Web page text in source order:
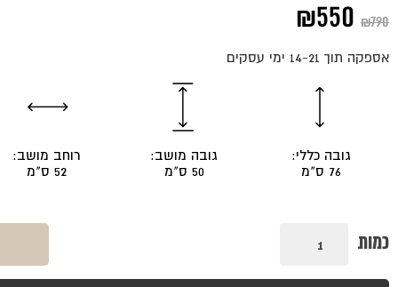
₪790
המחיר
המקורי
היה:
₪790.
₪550
הנוכחי
אספקה תוך 14-21 ימי עסקים
גובה כללי:
76 ס"מ
גובה מושב:
50 ס"מ
רוחב מושב:
52 ס"מ
כמות
מילה